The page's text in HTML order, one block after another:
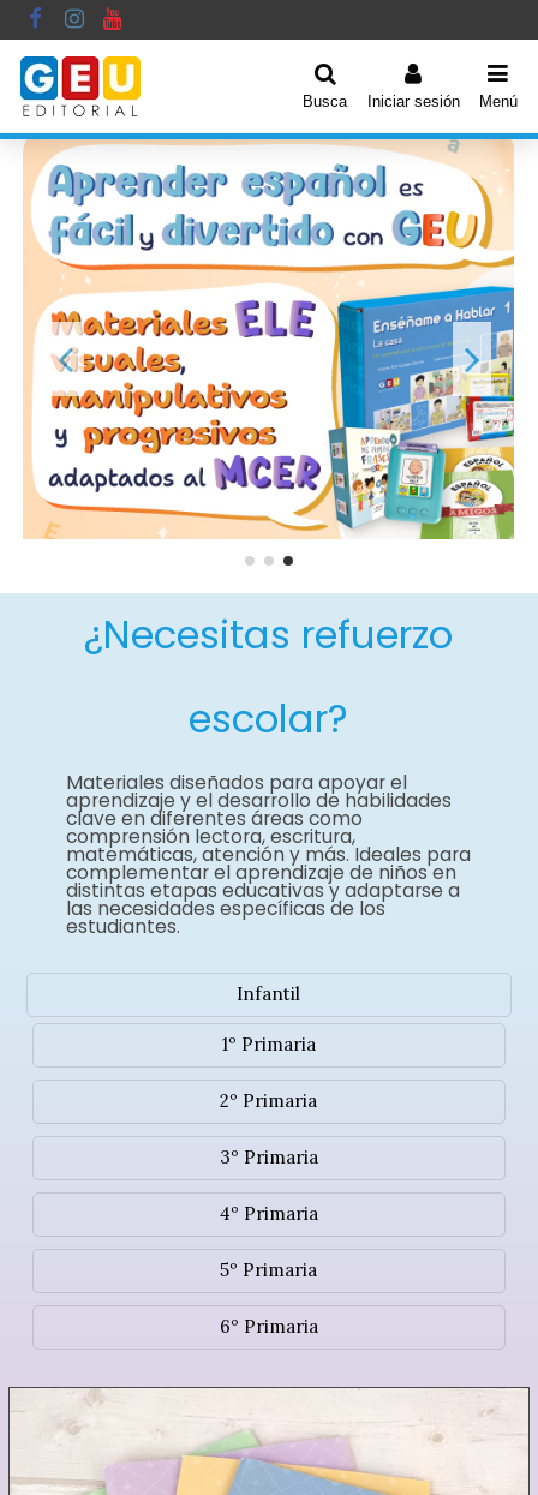
Busca Iniciar sesión Menú
¿Necesitas refuerzo
escolar?
Materiales diseñados para apoyar el
aprendizaje y el desarrollo de habilidades
clave en diferentes áreas como
comprensión lectora, escritura,
matemáticas, atención y más. Ideales para
complementar el aprendizaje de niños en
distintas etapas educativas y adaptarse a
las necesidades específicas de los
estudiantes.
Infantil
1º Primaria
2º Primaria
3º Primaria
4º Primaria
5º Primaria
6º Primaria